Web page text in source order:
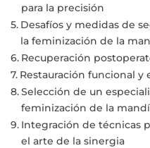
para la precisión
Desafíos y medidas de
la feminización de la
Recuperación
Restauración funcional y
Selección de un
feminización de la
Integración de técnicas
el arte de la sinergia